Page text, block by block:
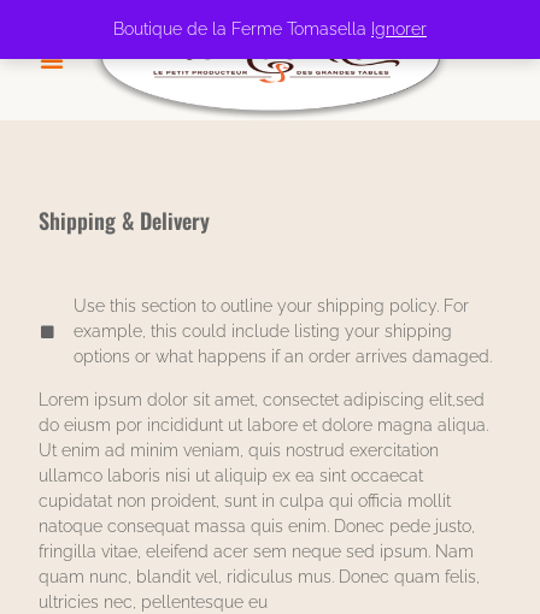
Boutique de la Ferme Tomasella Ignorer
Shipping & Delivery
Use this section to outline your shipping policy. For
example, this could include listing your shipping
options or what happens if an order arrives damaged.
Lorem ipsum dolor sit amet, consectet adipiscing elit,sed
do eiusm por incididunt ut labore et dolore magna aliqua.
Ut enim ad minim veniam, quis nostrud exercitation
ullamco laboris nisi ut aliquip ex ea sint occaecat
cupidatat non proident, sunt in culpa qui officia mollit
natoque consequat massa quis enim. Donec pede justo,
fringilla vitae, eleifend acer sem neque sed ipsum. Nam
quam nunc, blandit vel, ridiculus mus. Donec quam felis,
ultricies nec, pellentesque eu